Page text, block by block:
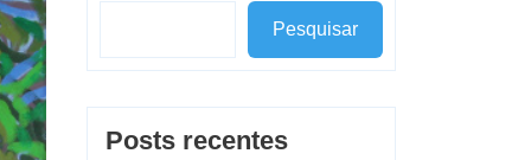
Pesquisar
Posts recentes